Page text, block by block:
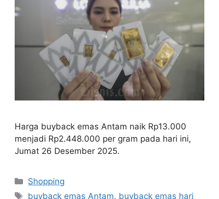
Harga buyback emas Antam naik Rp13.000
menjadi Rp2.448.000 per gram pada hari ini,
Jumat 26 Desember 2025.
Categories
Shopping
Tags
buyback emas Antam, buyback emas hari